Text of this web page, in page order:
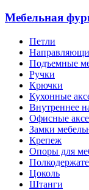
Мебельная
Петли
Подъемные
Ручки
Крючки
Кухонные
Внутреннее
Офисные
Замки
Крепеж
Опоры для
Цоколь
Штанги